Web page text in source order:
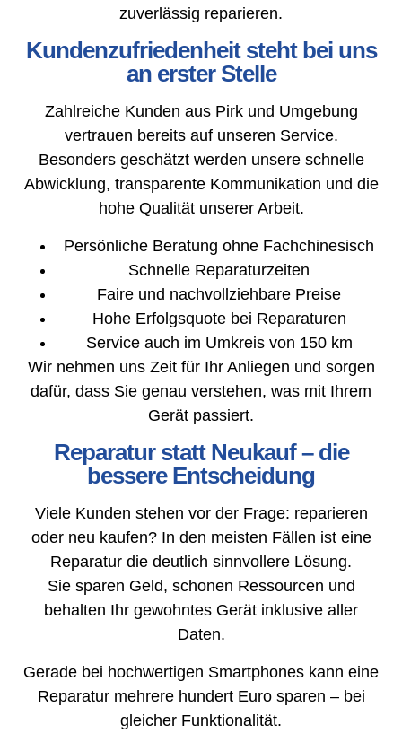
zuverlässig reparieren.
Kundenzufriedenheit steht bei uns
an erster Stelle
Zahlreiche Kunden aus Pirk und Umgebung
vertrauen bereits auf unseren Service.
Besonders geschätzt werden unsere schnelle
Abwicklung, transparente Kommunikation und die
hohe Qualität unserer Arbeit.
Persönliche Beratung ohne Fachchinesisch
Schnelle Reparaturzeiten
Faire und nachvollziehbare Preise
Hohe Erfolgsquote bei Reparaturen
Service auch im Umkreis von 150 km
Wir nehmen uns Zeit für Ihr Anliegen und sorgen
dafür, dass Sie genau verstehen, was mit Ihrem
Gerät passiert.
Reparatur statt Neukauf – die
bessere Entscheidung
Viele Kunden stehen vor der Frage: reparieren
oder neu kaufen? In den meisten Fällen ist eine
Reparatur die deutlich sinnvollere Lösung.
Sie sparen Geld, schonen Ressourcen und
behalten Ihr gewohntes Gerät inklusive aller
Daten.
Gerade bei hochwertigen Smartphones kann eine
Reparatur mehrere hundert Euro sparen – bei
gleicher Funktionalität.